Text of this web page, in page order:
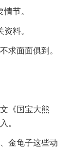
节。
料。
面面俱到。
《国宝大熊
。
金龟子这些动